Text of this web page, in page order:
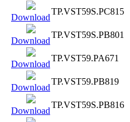
Download
TP.VST59S.PC815
Download
TP.VST59S.PB801
Download
TP.VST59.PA671
Download
TP.VST59.PB819
Download
TP.VST59S.PB816